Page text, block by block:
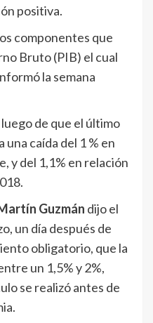
positiva.
componentes que
Bruto (PIB) el cual
la semana
de que el último
caída del 1 % en
y del 1,1% en relación
Guzmán dijo el
un día después de
obligatorio, que la
un 1,5% y 2%,
se realizó antes de